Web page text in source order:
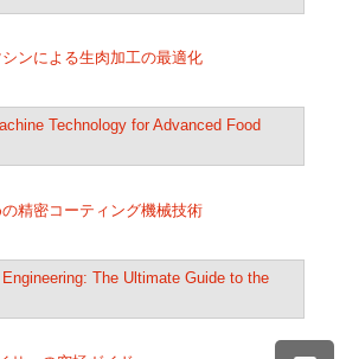
ンによる生肉加工の最適化
精密コーティング機械技術